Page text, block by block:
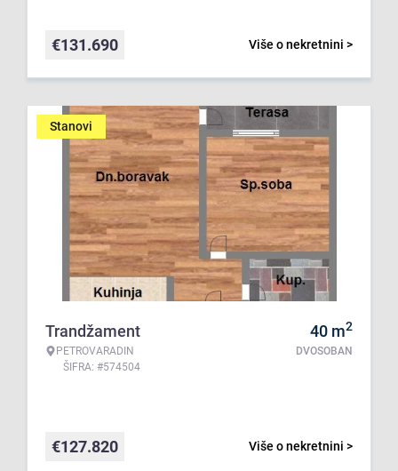
Više o nekretnini >
€131.690
Stanovi
Trandžament
PETROVARADIN
ŠIFRA: #574504
40 m2
DVOSOBAN
Više o nekretnini >
€127.820